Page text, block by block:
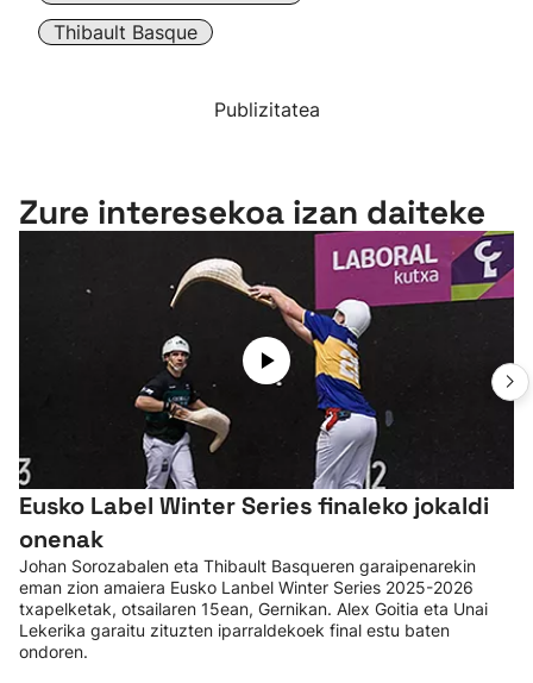
Thibault Basque
Publizitatea
Zure interesekoa izan daiteke
Eusko Label Winter Series finaleko jokaldi
onenak
Johan Sorozabalen eta Thibault Basqueren garaipenarekin
eman zion amaiera Eusko Lanbel Winter Series 2025-2026
txapelketak, otsailaren 15ean, Gernikan. Alex Goitia eta Unai
Lekerika garaitu zituzten iparraldekoek final estu baten
ondoren.